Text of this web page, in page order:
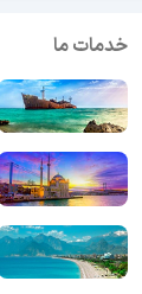
خدمات ما